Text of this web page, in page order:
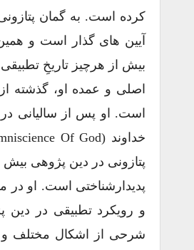
کرده است. به گمان
آیین ‌های گذار است و
بیش از هرچیز تاریخِ
پتازونی در دین ‌پژوهی
پدیدارشناختی است. او در
و رویکرد تطبیقی در
شرحی از اشکال مختلف و